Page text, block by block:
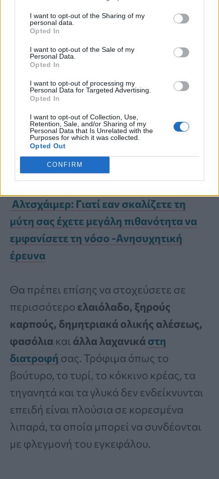
I want to opt-out of the Sharing of my
personal data.
Opted In
I want to opt-out of the Sale of my
Personal Data.
Opted In
I want to opt-out of processing my
Personal Data for Targeted Advertising.
Opted In
I want to opt-out of Collection, Use,
Retention, Sale, and/or Sharing of my
Personal Data that Is Unrelated with the
Purposes for which it was collected.
Opted Out
CONFIRM
δίαιτα MIND
δίαιτα και τη δίαιτα DASH
, οι οποίες
ενισχύουν εξίσου την υγεία του
εγκεφάλου. Ταμούραέχουν
προτεραιότητα σε αυτή τη δίαιτα για τη
βελτίωση της λειτουργίας του
εγκεφάλου, ενώ ενθαρρύνεται η
καθημερινή κατανάλωση
φυλλωδών λαχανικών
Αλτσχάιμερ: Γιατί εαν σκαλίζετε τη
μύτη σας έχετε μεγάλη πιθανότητα να
εμφανίσετε τη νόσο -Ανησυχητική
έρευνα
Θα πρέπει επίσης να στοχεύσετε σε
περισσότερο ελαιόλαδο, ξηρούς
καρπούς, δημητριακά ολικής αλέσεως,
φασόλια και άλλα λαχανικά στη
διατροφή σας. Τρόφιμα όπως το
βούτυρο, το τυρί, το κόκκινο κρέας, τα
τηγανητά και τα γλυκά δεν ενδείκνυνται
επειδή είναι πλούσια σε κορεσμένα
λιπαρά, τα οποία μπορεί να συνδέονται
με φλεγμονή του εγκεφάλου.